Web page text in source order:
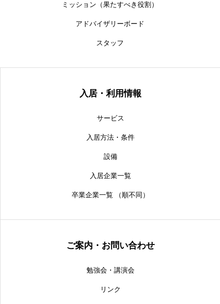
ミッション（果たすべき役割）
アドバイザリーボード
スタッフ
入居・利用情報
サービス
入居方法・条件
設備
入居企業一覧
卒業企業一覧 （順不同）
ご案内・お問い合わせ
勉強会・講演会
リンク